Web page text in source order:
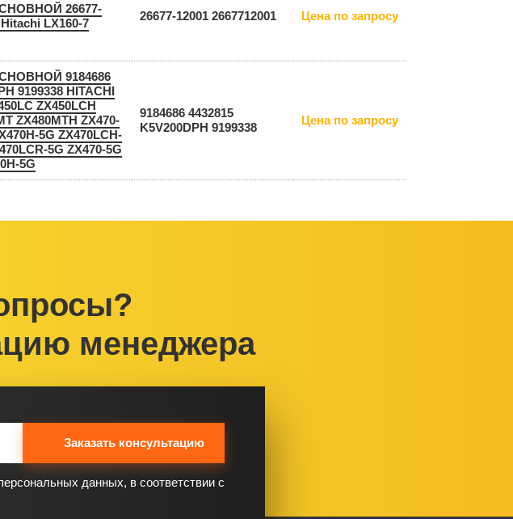
26677-
Hitachi LX160-7
26677-12001 2667712001 Цена по запросу
9184686
9199338 HITACHI
ZX450LCH
ZX480MTH ZX470-
5G ZX470LCH-
5G ZX470-5G
5G
9184686 4432815
K5V200DPH 9199338
Цена по запросу
менеджера
Заказать консультацию
данных, в соответствии с